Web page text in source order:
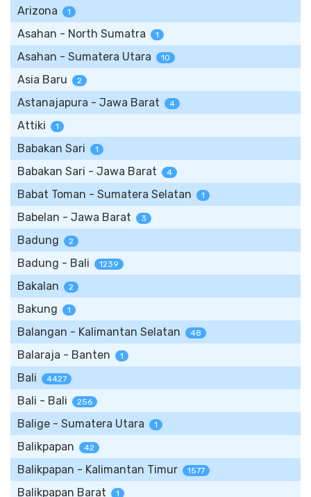
Arizona 1
Asahan - North Sumatra 1
Asahan - Sumatera Utara 10
Asia Baru 2
Astanajapura - Jawa Barat 4
Attiki 1
Babakan Sari 1
Babakan Sari - Jawa Barat 4
Babat Toman - Sumatera Selatan 1
Babelan - Jawa Barat 3
Badung 2
Badung - Bali 1239
Bakalan 2
Bakung 1
Balangan - Kalimantan Selatan 48
Balaraja - Banten 1
Bali 4427
Bali - Bali 256
Balige - Sumatera Utara 1
Balikpapan 42
Balikpapan - Kalimantan Timur 1577
Balikpapan Barat 1